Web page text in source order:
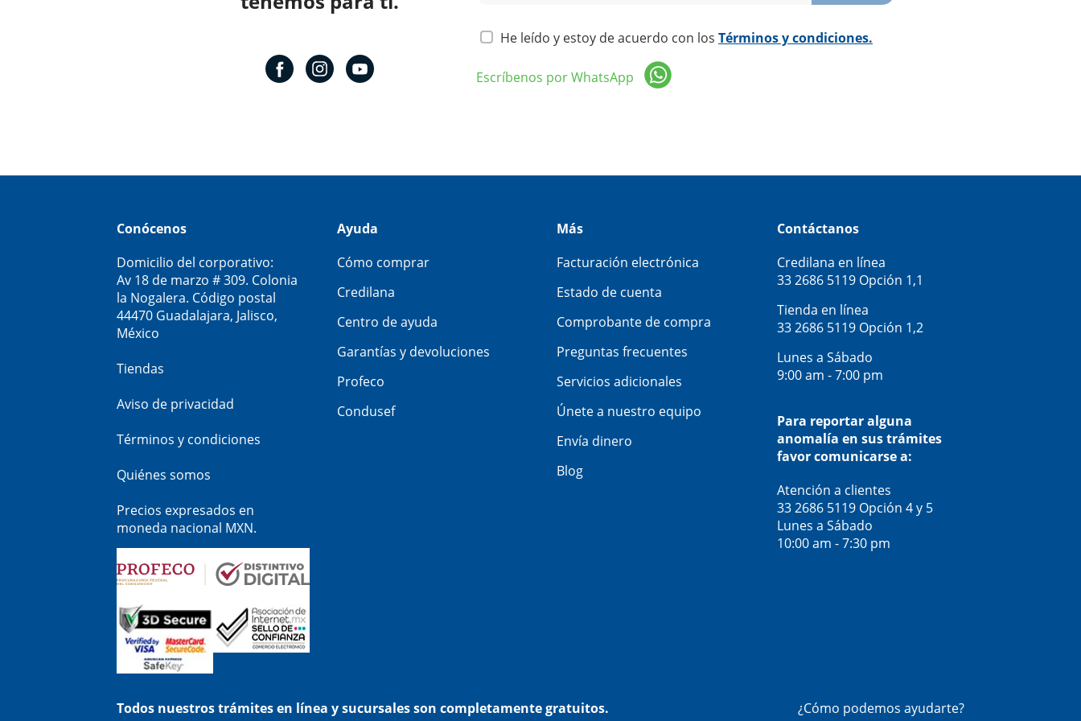
He leído y estoy de acuerdo con los Términos y condiciones.
Escríbenos por WhatsApp
Conócenos
Domicilio del corporativo:
Av 18 de marzo # 309. Colonia
la Nogalera. Código postal
44470 Guadalajara, Jalisco,
México
Tiendas
Aviso de privacidad
Términos y condiciones
Quiénes somos
Precios expresados en
moneda nacional MXN.
Ayuda
Cómo comprar
Credilana
Centro de ayuda
Garantías y devoluciones
Profeco
Condusef
Más
Facturación electrónica
Estado de cuenta
Comprobante de compra
Preguntas frecuentes
Servicios adicionales
Únete a nuestro equipo
Envía dinero
Blog
Contáctanos
Credilana en línea
33 2686 5119 Opción 1,1
Tienda en línea
33 2686 5119 Opción 1,2
Lunes a Sábado
9:00 am - 7:00 pm
Para reportar alguna
anomalía en sus trámites
favor comunicarse a:
Atención a clientes
33 2686 5119 Opción 4 y 5
Lunes a Sábado
10:00 am - 7:30 pm
Todos nuestros trámites en línea y sucursales son completamente gratuitos. ¿Cómo podemos ayudarte?